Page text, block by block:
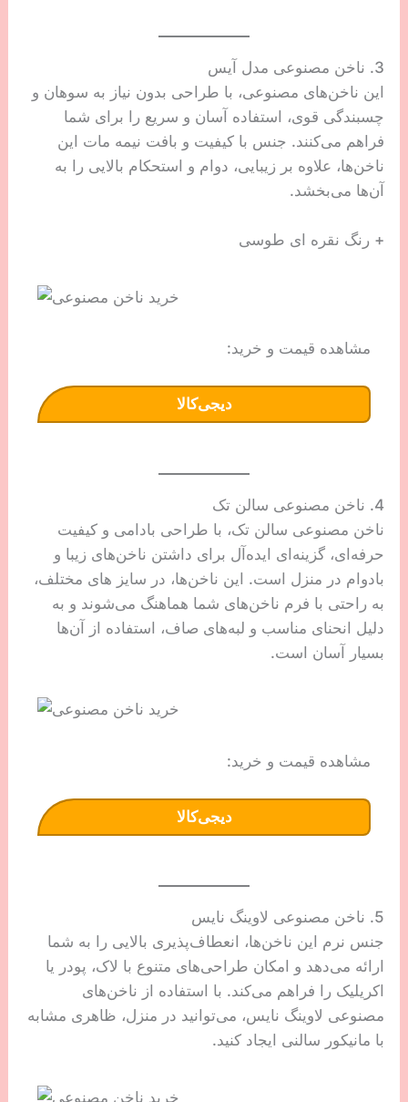
3. ناخن مصنوعی مدل آیس
این ناخن‌های مصنوعی، با طراحی بدون نیاز به سوهان و
چسبندگی قوی، استفاده آسان و سریع را برای شما
فراهم می‌کنند. جنس با کیفیت و بافت نیمه مات این
ناخن‌ها، علاوه بر زیبایی، دوام و استحکام بالایی را به
آن‌ها می‌بخشد.
+ رنگ نقره ای طوسی
مشاهده قیمت و خرید:
دیجی‌کالا
4. ناخن مصنوعی سالن تک
ناخن مصنوعی سالن تک، با طراحی بادامی و کیفیت
حرفه‌ای، گزینه‌ای ایده‌آل برای داشتن ناخن‌های زیبا و
بادوام در منزل است. این ناخن‌ها، در سایز های مختلف،
به راحتی با فرم ناخن‌های شما هماهنگ می‌شوند و به
دلیل انحنای مناسب و لبه‌های صاف، استفاده از آن‌ها
بسیار آسان است.
مشاهده قیمت و خرید:
دیجی‌کالا
5. ناخن مصنوعی لاوینگ نایس
جنس نرم این ناخن‌ها، انعطاف‌پذیری بالایی را به شما
ارائه می‌دهد و امکان طراحی‌های متنوع با لاک، پودر یا
اکریلیک را فراهم می‌کند. با استفاده از ناخن‌های
مصنوعی لاوینگ نایس، می‌توانید در منزل، ظاهری مشابه
با مانیکور سالنی ایجاد کنید.